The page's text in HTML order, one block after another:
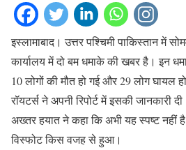
इस्लामाबाद। उत्तर पश्चिमी पाकिस्तान में
कार्यालय में दो बम धमाके की खबर है। इन
10 लोगों की मौत हो गई और 29 लोग घायल
रॉयटर्स ने अपनी रिपोर्ट में इसकी जानकारी
अख्तर हयात ने कहा कि अभी यह स्पष्ट नहीं है
विस्फोट किस वजह से हुआ।